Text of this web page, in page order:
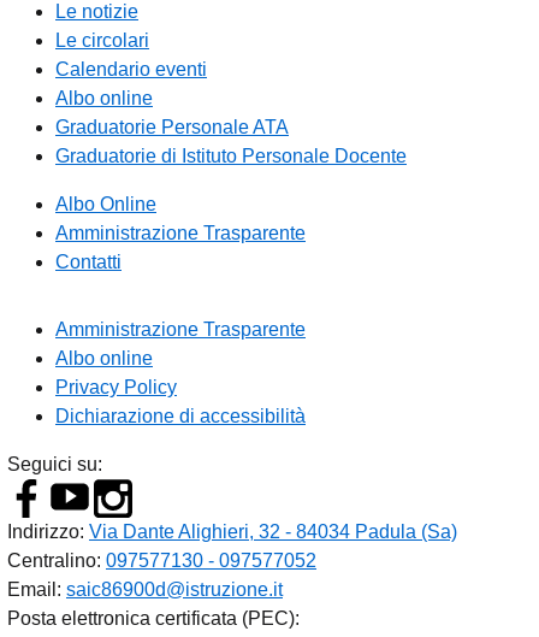
Le notizie
Le circolari
Calendario eventi
Albo online
Graduatorie Personale ATA
Graduatorie di Istituto Personale Docente
Albo Online
Amministrazione Trasparente
Contatti
Amministrazione Trasparente
Albo online
Privacy Policy
Dichiarazione di accessibilità
Seguici su:
Indirizzo: Via Dante Alighieri, 32 - 84034 Padula (Sa)
Centralino: 097577130 - 097577052
Email: saic86900d@istruzione.it
Posta elettronica certificata (PEC):